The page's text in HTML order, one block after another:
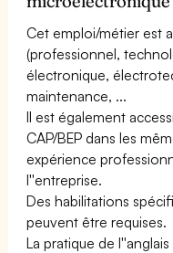
Cet emploi/métier est
(professionnel,
électronique,
maintenance, ...
Il est également
CAP/BEP dans les
expérience
l''entreprise.
Des habilitations
peuvent être requises.
La pratique de